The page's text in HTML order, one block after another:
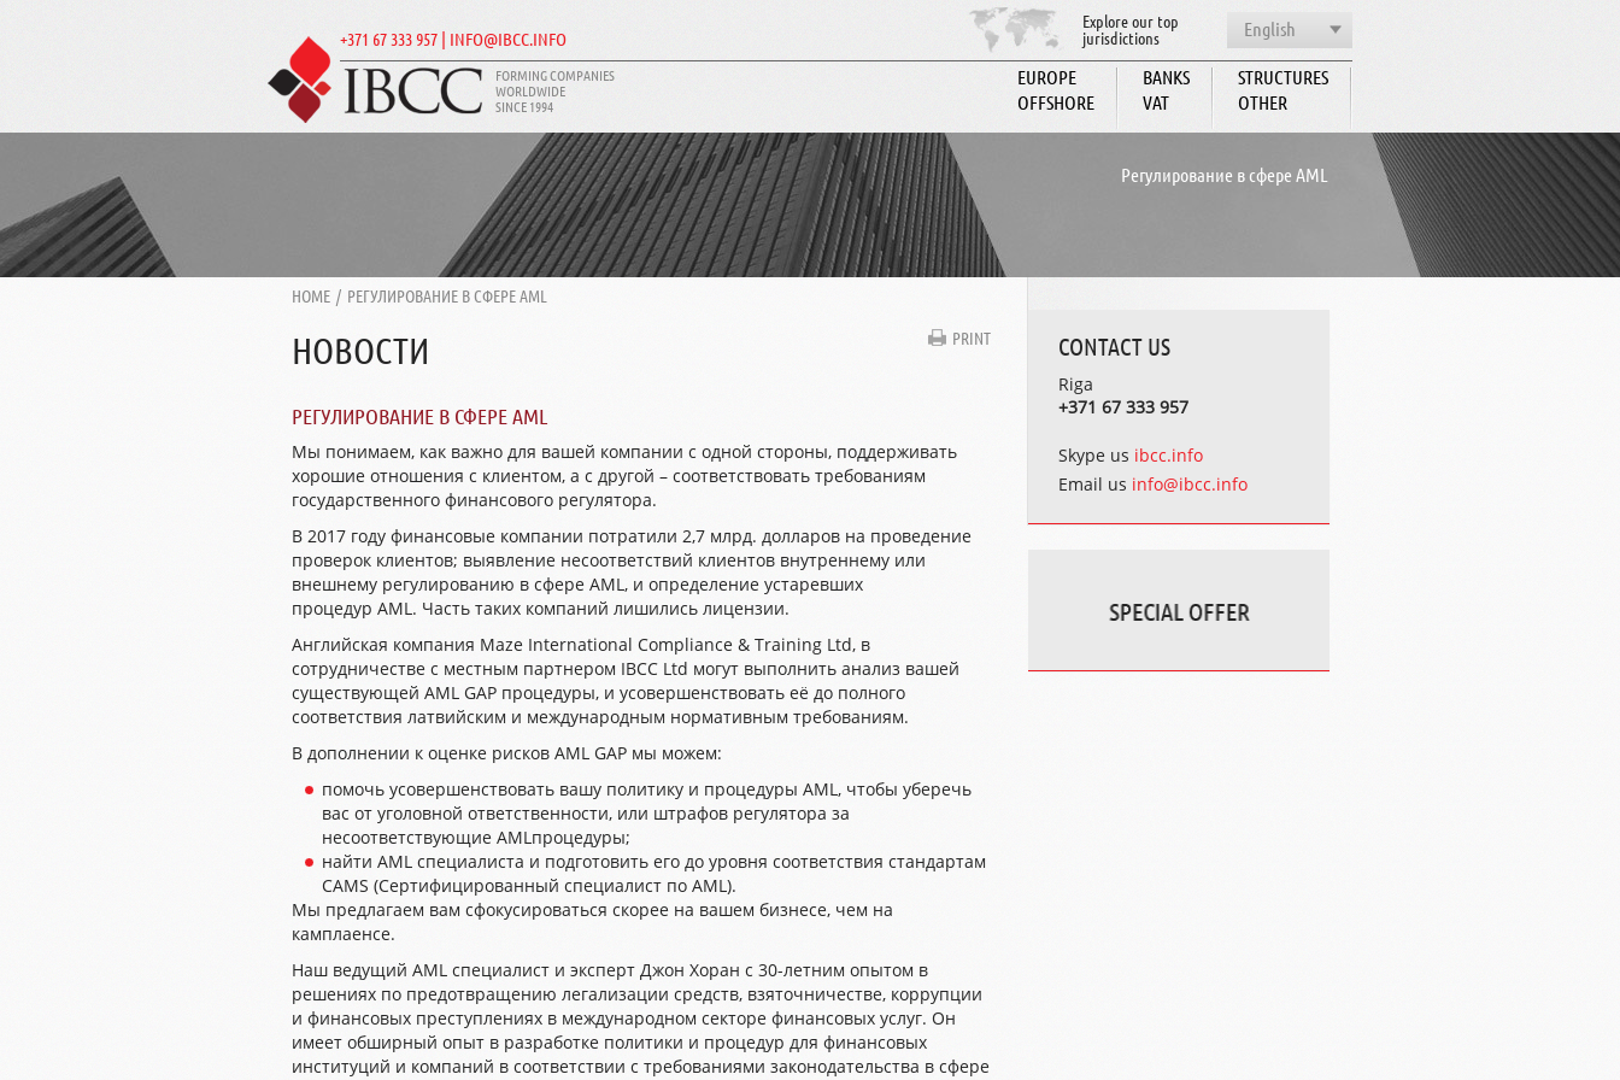
+371 67 333 957 | INFO@IBCC.INFO English
Explore our top
jurisdictions
FORMING COMPANIES
WORLDWIDE
SINCE 1994
EUROPE
OFFSHORE
BANKS
VAT
STRUCTURES
OTHER
Регулирование в сфере AML
HOME / РЕГУЛИРОВАНИЕ В СФЕРЕ AML
PRINT
НОВОСТИ
РЕГУЛИРОВАНИЕ В СФЕРЕ AML
Мы понимаем, как важно для вашей компании с одной стороны, поддерживать
хорошие отношения с клиентом, а с другой – соответствовать требованиям
государственного финансового регулятора.
В 2017 году финансовые компании потратили 2,7 млрд. долларов на проведение
проверок клиентов; выявление несоответствий клиентов внутреннему или
внешнему регулированию в сфере AML, и определение устаревших
процедур AML. Часть таких компаний лишились лицензии.
Английская компания Maze International Compliance & Training Ltd, в
сотрудничестве с местным партнером IBCC Ltd могут выполнить анализ вашей
существующей AML GAP процедуры, и усовершенствовать её до полного
соответствия латвийским и международным нормативным требованиям.
В дополнении к оценке рисков AML GAP мы можем:
помочь усовершенствовать вашу политику и процедуры AML, чтобы уберечь
вас от уголовной ответственности, или штрафов регулятора за
несоответствующие AMLпроцедуры;
найти AML специалиста и подготовить его до уровня соответствия стандартам
CAMS (Сертифицированный специалист по AML).
Мы предлагаем вам сфокусироваться скорее на вашем бизнесе, чем на
камплаенсе.
Наш ведущий AML специалист и эксперт Джон Хоран с 30-летним опытом в
решениях по предотвращению легализации средств, взяточничестве, коррупции
и финансовых преступлениях в международном секторе финансовых услуг. Он
имеет обширный опыт в разработке политики и процедур для финансовых
институций и компаний в соответствии с требованиями законодательства в сфере
CONTACT US
Riga
+371 67 333 957
Skype us ibcc.info
Email us info@ibcc.info